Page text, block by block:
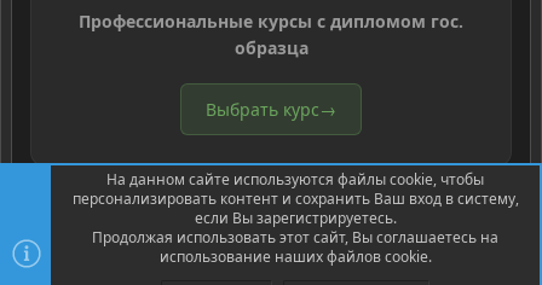
Профессиональные курсы с дипломом гос.
образца
Выбрать курс→
Community platform by XenForo ® © 2010-2026 XenForo Ltd.
На данном сайте используются файлы cookie, чтобы
персонализировать контент и сохранить Ваш вход в систему,
если Вы зарегистрируетесь.
Продолжая использовать этот сайт, Вы соглашаетесь на
использование наших файлов cookie.